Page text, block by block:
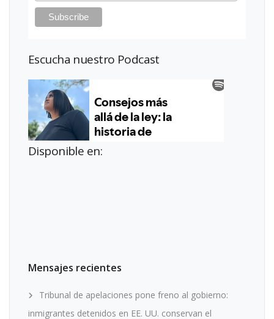
Escucha nuestro Podcast
Disponible en:
Mensajes recientes
Tribunal de apelaciones pone freno al gobierno:
inmigrantes detenidos en EE. UU. conservan el